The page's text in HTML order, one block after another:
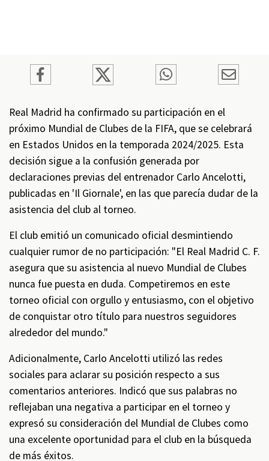
Real Madrid ha confirmado su participación en el
próximo Mundial de Clubes de la FIFA, que se celebrará
en Estados Unidos en la temporada 2024/2025. Esta
decisión sigue a la confusión generada por
declaraciones previas del entrenador Carlo Ancelotti,
publicadas en 'Il Giornale', en las que parecía dudar de la
asistencia del club al torneo.
El club emitió un comunicado oficial desmintiendo
cualquier rumor de no participación: "El Real Madrid C. F.
asegura que su asistencia al nuevo Mundial de Clubes
nunca fue puesta en duda. Competiremos en este
torneo oficial con orgullo y entusiasmo, con el objetivo
de conquistar otro título para nuestros seguidores
alrededor del mundo."
Adicionalmente, Carlo Ancelotti utilizó las redes
sociales para aclarar su posición respecto a sus
comentarios anteriores. Indicó que sus palabras no
reflejaban una negativa a participar en el torneo y
expresó su consideración del Mundial de Clubes como
una excelente oportunidad para el club en la búsqueda
de más éxitos.